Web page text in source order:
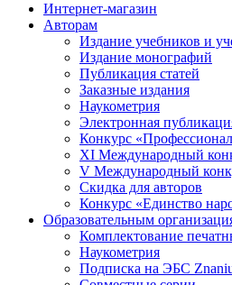
Интернет-магазин
Авторам
Издание учебников и
Издание монографий
Публикация статей
Заказные издания
Наукометрия
Электронная
Конкурс
XI Международный
V Международный
Скидка для авторов
Конкурс «Единство
Образовательным
Комплектование
Наукометрия
Подписка на ЭБС